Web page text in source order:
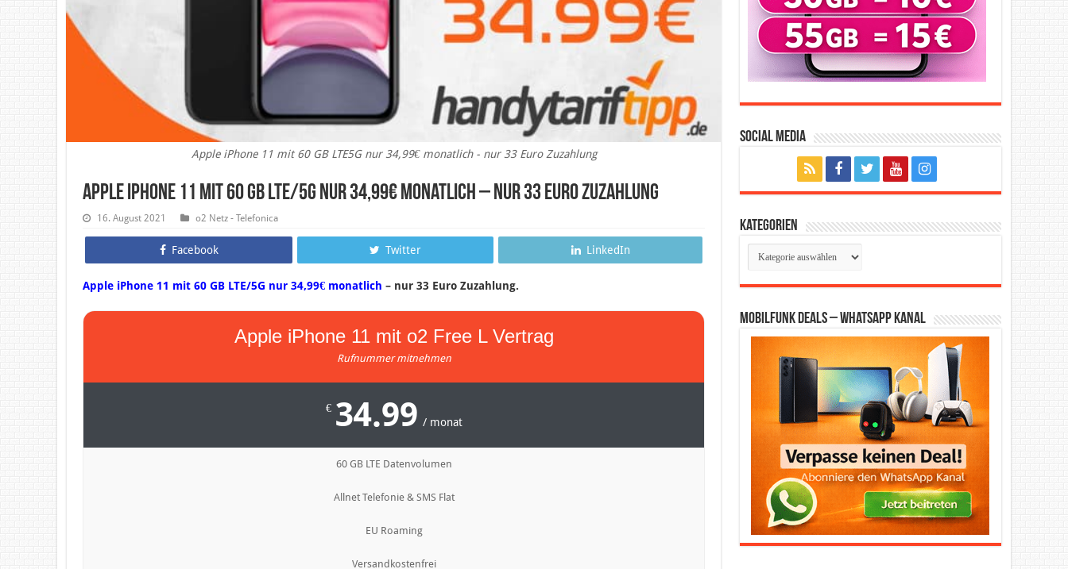
Apple iPhone 11 mit 60 GB LTE5G nur 34,99€ monatlich - nur 33 Euro Zuzahlung
Apple iPhone 11 mit 60 GB LTE/5G nur 34,99€ monatlich – nur 33 Euro Zuzahlung
16. August 2021 o2 Netz - Telefonica
Facebook Twitter LinkedIn
Apple iPhone 11 mit 60 GB LTE/5G nur 34,99€ monatlich – nur 33 Euro Zuzahlung.
Apple iPhone 11 mit o2 Free L Vertrag
Rufnummer mitnehmen
€ 34.99 / monat
60 GB LTE Datenvolumen
Allnet Telefonie & SMS Flat
EU Roaming
Versandkostenfrei
Social Media
Kategorien
Kategorien
Mobilfunk Deals – WhatsApp Kanal